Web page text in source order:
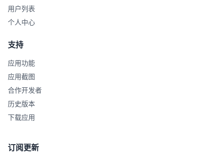
用户列表
个人中心
支持
应用功能
应用截图
合作开发者
历史版本
下载应用
订阅更新